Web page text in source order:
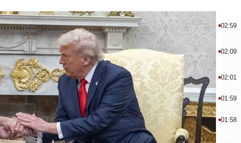
02:59
02:09
02:01
01:59
01:58